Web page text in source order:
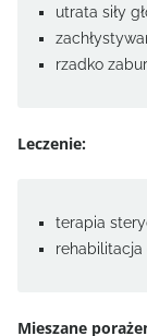
utrata siły
rzadko
Leczenie:
terapia
rehabilitacja
Mieszane